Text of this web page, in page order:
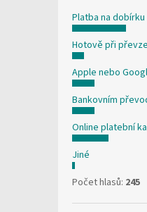
Platba na dobírku
Hotově při
Apple nebo
Bankovním
Online platební
Jiné
Počet hlasů: 245